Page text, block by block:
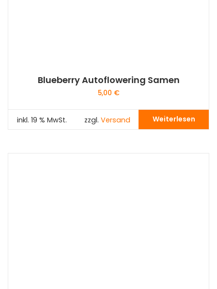
Blueberry Autoflowering Samen
5,00 €
inkl. 19 % MwSt. zzgl. Versand Weiterlesen